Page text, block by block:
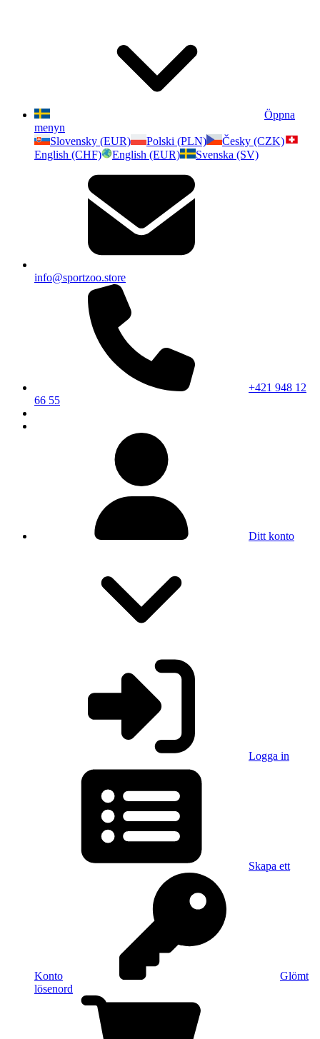
Öppna
menyn
Slovensky (EUR)
Polski (PLN)
Česky (CZK)
English (CHF)
English (EUR) Svenska (SV)
info@sportzoo.store
+421 948 12
66 55
Ditt konto
Logga in
Skapa ett
Konto
Glömt
lösenord